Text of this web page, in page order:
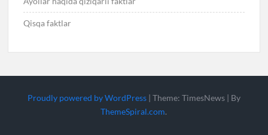
Qisqa faktlar
Proudly powered by WordPress | Theme: TimesNews | By
ThemeSpiral.com.